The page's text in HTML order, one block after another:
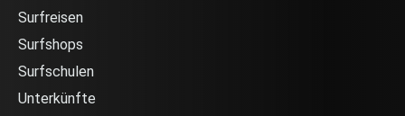
Surfreisen
Surfshops
Surfschulen
Unterkünfte